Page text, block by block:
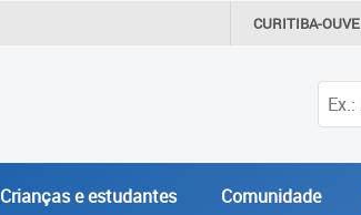
CURITIBA-OUVE
Crianças e estudantes Comunidade